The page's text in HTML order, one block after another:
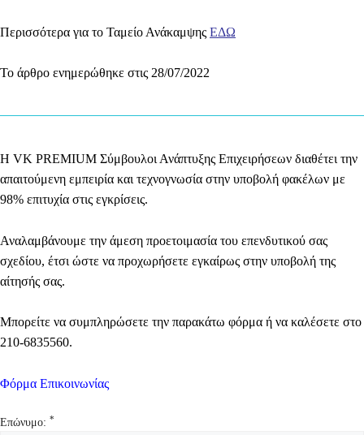
Περισσότερα για το Ταμείο Ανάκαμψης ΕΔΩ
Το άρθρο ενημερώθηκε στις 28/07/2022
Η VK PREMIUM Σύμβουλοι Ανάπτυξης Επιχειρήσεων διαθέτει την
απαιτούμενη εμπειρία και τεχνογνωσία στην υποβολή φακέλων με
98% επιτυχία στις εγκρίσεις.
Αναλαμβάνουμε την άμεση προετοιμασία του επενδυτικού σας
σχεδίου, έτσι ώστε να προχωρήσετε εγκαίρως στην υποβολή της
αίτησής σας.
Μπορείτε να συμπληρώσετε την παρακάτω φόρμα ή να καλέσετε στο
210-6835560.
Φόρμα Επικοινωνίας
Επώνυμο: *